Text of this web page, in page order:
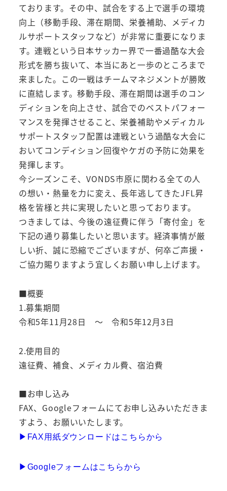
ております。その中、試合をする上で選手の環境
向上（移動手段、滞在期間、栄養補助、メディカ
ルサポートスタッフなど）が非常に重要になりま
す。連戦という日本サッカー界で一番過酷な大会
形式を勝ち抜いて、本当にあと一歩のところまで
来ました。この一戦はチームマネジメントが勝敗
に直結します。移動手段、滞在期間は選手のコン
ディションを向上させ、試合でのベストパフォー
マンスを発揮させること、栄養補助やメディカル
サポートスタッフ配置は連戦という過酷な大会に
おいてコンディション回復やケガの予防に効果を
発揮します。
今シーズンこそ、VONDS市原に関わる全ての人
の想い・熱量を力に変え、長年逃してきたJFL昇
格を皆様と共に実現したいと思っております。
つきましては、今後の遠征費に伴う「寄付金」を
下記の通り募集したいと思います。経済事情が厳
しい折、誠に恐縮でございますが、何卒ご声援・
ご協力賜りますよう宜しくお願い申し上げます。
■概要
1.募集期間
令和5年11月28日 ～ 令和5年12月3日
2.使用目的
遠征費、補食、メディカル費、宿泊費
■お申し込み
FAX、Googleフォームにてお申し込みいただきま
すよう、お願いいたします。
▶︎FAX用紙ダウンロードはこちらから
▶︎Googleフォームはこちらから